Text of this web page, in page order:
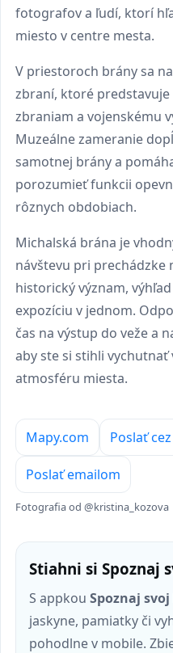
fotografov a ľudí, ktorí
miesto v centre mesta.
V priestoroch brány sa
zbraní, ktoré predstavuje
zbraniam a vojenskému
Muzeálne zameranie
samotnej brány a
porozumieť funkcii
rôznych obdobiach.
Michalská brána je
návštevu pri prechádzke
historický význam,
expozíciu v jednom.
čas na výstup do veže a
aby ste si stihli
atmosféru miesta.
Mapy.com Poslať
Poslať emailom
Fotografia od @kristina_kozova
Stiahni si Spoznaj
S appkou Spoznaj
jaskyne, pamiatky či
pohodlne v mobile.